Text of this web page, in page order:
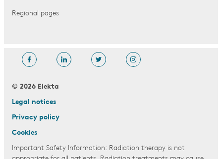
Regional pages
© 2026 Elekta
Legal notices
Privacy policy
Cookies
Important Safety Information: Radiation therapy is not